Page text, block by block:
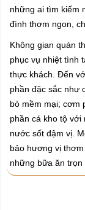
những ai tìm kiếm
đình thơm ngon,
Không gian quán
phục vụ nhiệt tình
thực khách. Đến
phần đặc sắc như
bò mềm mại; cơm
phần cá kho tộ với
nước sốt đậm vị.
bảo hương vị
những bữa ăn trọn